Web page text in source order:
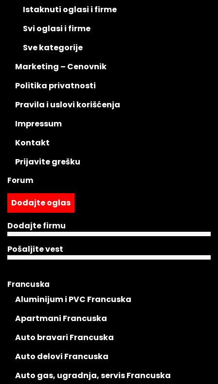
Istaknuti oglasi i firme
Svi oglasi i firme
Sve kategorije
Marketing – Cenovnik
Politika privatnosti
Pravila i uslovi korišćenja
Impressum
Kontakt
Prijavite grešku
Forum
Dodajte oglas
Dodajte firmu
Pošaljite vest
Francuska
Aluminijum i PVC Francuska
Apartmani Francuska
Auto bravari Francuska
Auto delovi Francuska
Auto gas, ugradnja, servis Francuska